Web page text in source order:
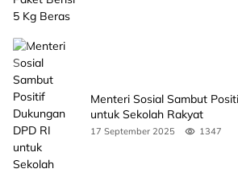
Menteri Sosial Sambut
untuk Sekolah Rakyat
17 September 2025 1347